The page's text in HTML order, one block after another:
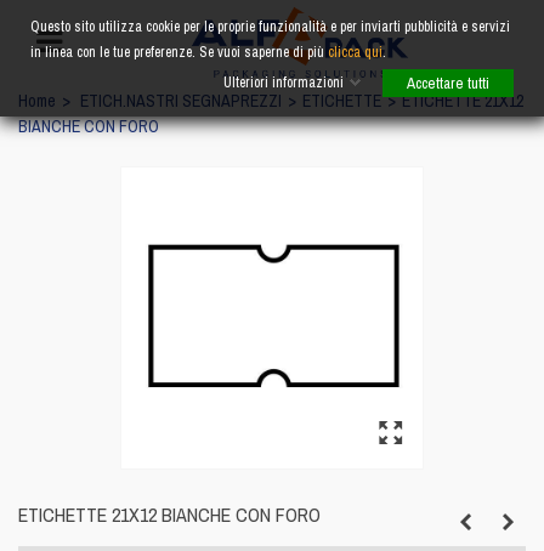
Home > ETICH.NASTRI SEGNAPREZZI > ETICHETTE > ETICHETTE 21X12
BIANCHE CON FORO
ETICHETTE 21X12 BIANCHE CON FORO
Questo sito utilizza cookie per le proprie funzionalità e per inviarti pubblicità e servizi
in linea con le tue preferenze. Se vuoi saperne di più clicca qui.
Ulteriori informazioni
Accettare tutti